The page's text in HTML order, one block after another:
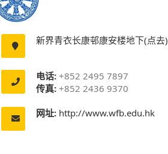
新界青衣长康邨康安楼地下(点去)
电话: +852 2495 7897
传真: +852 2436 9370
网址: http://www.wfb.edu.hk